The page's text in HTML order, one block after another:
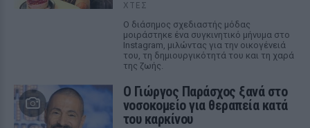
ΧΤΕΣ
Ο διάσημος σχεδιαστής μόδας
μοιράστηκε ένα συγκινητικό μήνυμα στο
Instagram, μιλώντας για την οικογένειά
του, τη δημιουργικότητά του και τη χαρά
της ζωής.
O Γιώργος Παράσχος ξανά στο
νοσοκομείο για θεραπεία κατά
του καρκίνου